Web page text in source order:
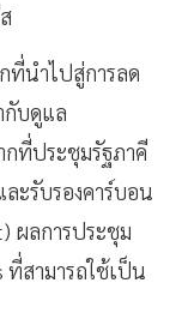
ที่นำไปสู่การลด
กับดูแล
กที่ประชุมรัฐภาคี
ะรับรองคาร์บอน
ผลการประชุม
ที่สามารถใช้เป็น